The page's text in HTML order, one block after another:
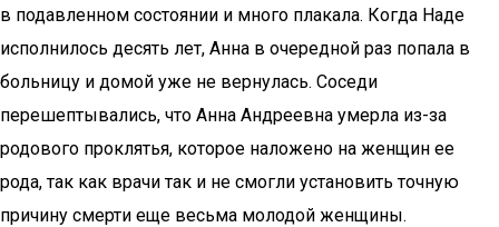
в подавленном состоянии и много плакала. Когда Наде
исполнилось десять лет, Анна в очередной раз попала в
больницу и домой уже не вернулась. Соседи
перешептывались, что Анна Андреевна умерла из-за
родового проклятья, которое наложено на женщин ее
рода, так как врачи так и не смогли установить точную
причину смерти еще весьма молодой женщины.